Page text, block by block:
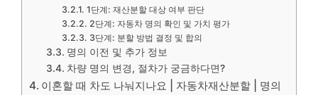
1단계: 재산분할 대상 여부 판단
2단계: 자동차 명의 확인 및 가치 평가
3단계: 분할 방법 결정 및 합의
명의 이전 및 추가 정보
차량 명의 변경, 절차가 궁금하다면?
이혼할 때 차도 나눠지나요 | 자동차재산분할 | 명의